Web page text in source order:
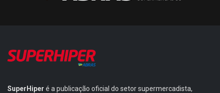
SuperHiper é a publicação oficial do setor supermercadista,